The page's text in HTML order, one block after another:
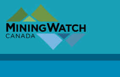
main
content